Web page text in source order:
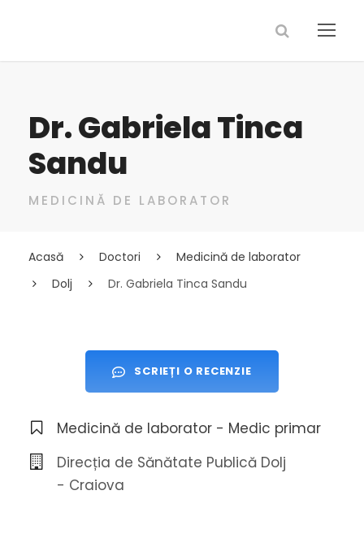
Dr. Gabriela Tinca
Sandu
MEDICINĂ DE LABORATOR
Acasă Doctori
Medicină de laborator
Dolj
Dr. Gabriela Tinca Sandu
SCRIEȚI O RECENZIE
Medicină de laborator - Medic primar
Direcția de Sănătate Publică Dolj
- Craiova